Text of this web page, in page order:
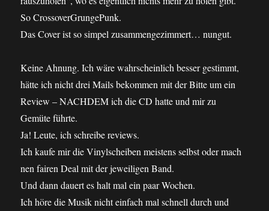
So CrossoverGrungePunk.
Das Cover ist so simpel zusammengezimmert… nungut.
Keine Ahnung. Ich wäre wahrscheinlich besser gestimmt,
hätte ich nicht drei Mails bekommen mit der Bitte um ein
Review – NACHDEM ich die CD hatte und mir zu
Gemüte führte.
Ja! Leute, ich schreibe reviews.
Ich kaufe mir die Vinylscheiben meistens selbst oder mach
nen fairen Deal mit der jeweiligen Band.
Und dann dauert es halt mal ein paar Wochen.
Ich höre die Musik nicht einfach mal schnell durch und